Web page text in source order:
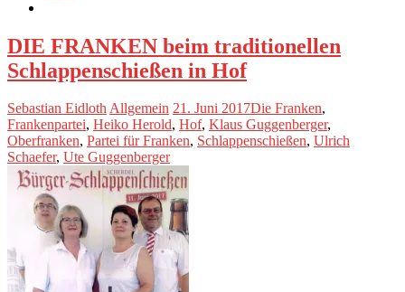
DIE FRANKEN beim traditionellen
Schlappenschießen in Hof
Sebastian EidlothAllgemein 21. Juni 2017Die Franken,
Frankenpartei, Heiko Herold, Hof, Klaus Guggenberger,
Oberfranken, Partei für Franken, Schlappenschießen, Ulrich
Schaefer, Ute Guggenberger